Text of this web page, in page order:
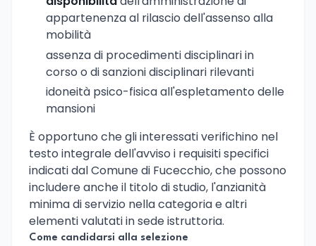
appartenenza al rilascio dell'assenso alla
mobilità
assenza di procedimenti disciplinari in
corso o di sanzioni disciplinari rilevanti
idoneità psico-fisica all'espletamento delle
mansioni
È opportuno che gli interessati verifichino nel
testo integrale dell'avviso i requisiti specifici
indicati dal Comune di Fucecchio, che possono
includere anche il titolo di studio, l'anzianità
minima di servizio nella categoria e altri
elementi valutati in sede istruttoria.
Come candidarsi alla selezione